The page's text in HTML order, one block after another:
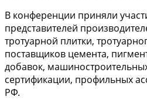
В конференции приняли
представителей
тротуарной плитки,
поставщиков цемента,
добавок,
сертификации, профильных
РФ.